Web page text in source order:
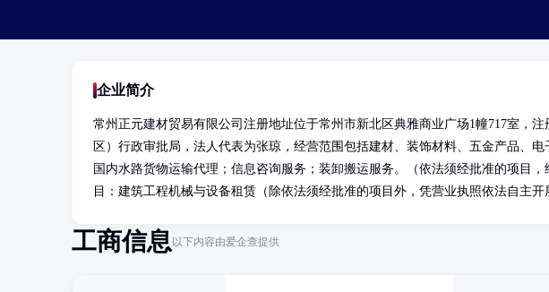
企业简介
常州正元建材贸易有限公司注册地址位于常州市新北区典雅商业广场1幢717室，
区）行政审批局，法人代表为张琼，经营范围包括建材、装饰材料、五金产品、
国内水路货物运输代理；信息咨询服务；装卸搬运服务。（依法须经批准的项目
目：建筑工程机械与设备租赁（除依法须经批准的项目外，凭营业执照依法自主开
工商信息以下内容由爱企查提供